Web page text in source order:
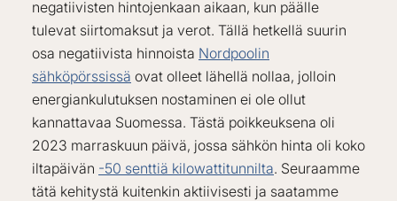
negatiivisten hintojenkaan aikaan, kun päälle
tulevat siirtomaksut ja verot. Tällä hetkellä suurin
osa negatiivista hinnoista Nordpoolin
sähköpörssissä ovat olleet lähellä nollaa, jolloin
energiankulutuksen nostaminen ei ole ollut
kannattavaa Suomessa. Tästä poikkeuksena oli
2023 marraskuun päivä, jossa sähkön hinta oli koko
iltapäivän -50 senttiä kilowattitunnilta. Seuraamme
tätä kehitystä kuitenkin aktiivisesti ja saatamme